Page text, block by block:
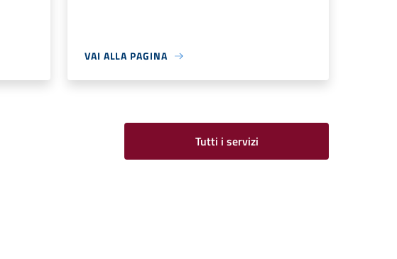
VAI ALLA PAGINA
Tutti i servizi